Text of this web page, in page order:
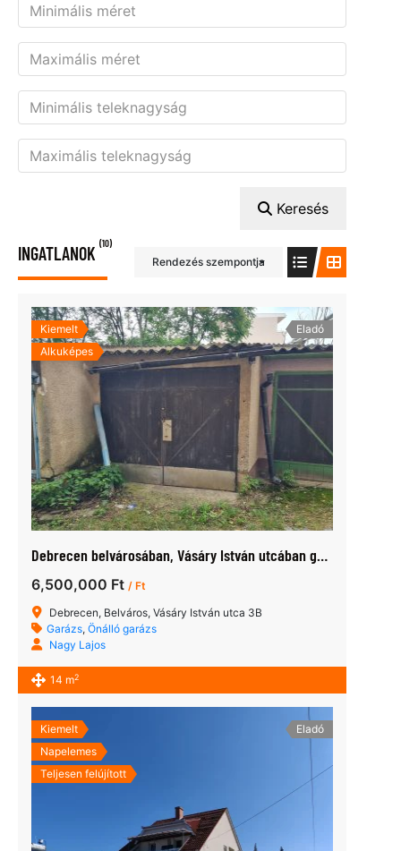
Keresés
INGATLANOK (10)
Rendezés szempontja
Kiemelt
Alkuképes
Eladó
Debrecen belvárosában, Vásáry István utcában garázs eladó
6,500,000 Ft / Ft
Debrecen, Belváros, Vásáry István utca 3B
Garázs, Önálló garázs
Nagy Lajos
14 m2
Kiemelt
Napelemes
Teljesen felújított
Eladó